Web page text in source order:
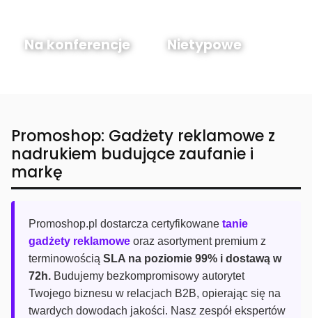
Na konferencje Nietypowe
Promoshop: Gadżety reklamowe z
nadrukiem budujące zaufanie i
markę
Promoshop.pl dostarcza certyfikowane tanie
gadżety reklamowe oraz asortyment premium z
terminowością SLA na poziomie 99% i dostawą w
72h. Budujemy bezkompromisowy autorytet
Twojego biznesu w relacjach B2B, opierając się na
twardych dowodach jakości. Nasz zespół ekspertów